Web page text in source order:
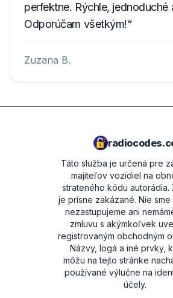
perfektne. Rýchle, jednoduché
Odporúčam všetkým!
Zuzana B.
Táto služba je určená pre
majiteľov vozidiel na
strateného kódu autorádia.
je prísne zakázané. Nie sme
nezastupujeme ani
zmluvu s akýmkoľvek
registrovaným obchodným
Názvy, logá a iné prvky,
môžu na tejto stránke
používané výlučne na
účely.